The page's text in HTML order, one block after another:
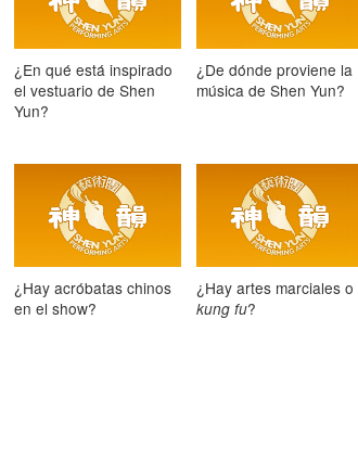
¿En qué está inspirado
el vestuario de Shen
Yun?
¿De dónde proviene la
música de Shen Yun?
¿Hay acróbatas chinos
en el show?
¿Hay artes marciales o
kung fu?